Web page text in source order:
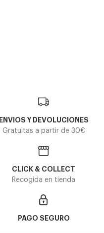
ENVIOS Y DEVOLUCIONES
Gratuitas a partir de 30€
CLICK & COLLECT
Recogida en tienda
PAGO SEGURO